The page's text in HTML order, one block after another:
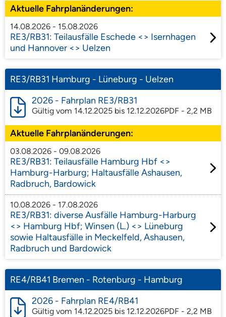
Aktuelle Fahrplanänderungen:
14.08.2026 - 15.08.2026
RE3/RB31: Teilausfälle Eschede <> Isernhagen
und Hannover <> Uelzen
RE3/RB31 Hamburg - Lüneburg - Uelzen
2026 - Fahrplan RE3/RB31
Gültig vom 14.12.2025 bis 12.12.2026PDF - 2,2 MB
Aktuelle Fahrplanänderungen:
03.08.2026 - 09.08.2026
RE3/RB31: Teilausfälle Hamburg Hbf <>
Hamburg-Harburg; Haltausfälle Ashausen,
Radbruch, Bardowick
10.08.2026 - 17.08.2026
RE3/RB31: diverse Ausfälle Hamburg-Harburg
<> Hamburg Hbf; Winsen (L.) <> Lüneburg
sowie Haltausfälle in Meckelfeld, Ashausen,
Radbruch und Bardowick
RE4/RB41 Bremen - Rotenburg - Hamburg
2026 - Fahrplan RE4/RB41
Gültig vom 14.12.2025 bis 12.12.2026PDF - 2,2 MB